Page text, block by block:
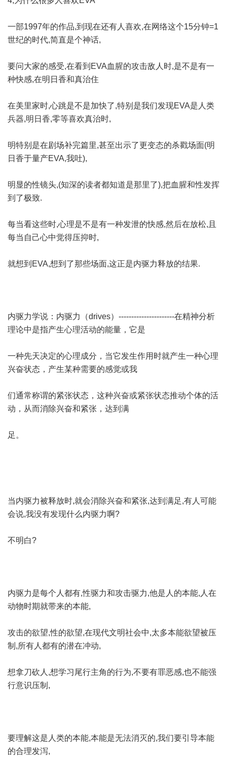
一部1997年的作品,到现在还有人喜欢,在网络这个15分钟=1
世纪的时代,简直是个神话,
要问大家的感受,在看到EVA血腥的攻击敌人时,是不是有一
种快感,在明日香和真治住
在美里家时,心跳是不是加快了,特别是我们发现EVA是人类
兵器,明日香,零等喜欢真治时,
明特别是在剧场补完篇里,甚至出示了更变态的杀戳场面(明
日香于量产EVA,我吐),
明显的性镜头,(知深的读者都知道是那里了),把血腥和性发挥
到了极致.
每当看这些时,心理是不是有一种发泄的快感,然后在放松,且
每当自己心中觉得压抑时,
就想到EVA,想到了那些场面,这正是内驱力释放的结果.
内驱力学说：内驱力（drives）----------------------在精神分析
理论中是指产生心理活动的能量，它是
一种先天决定的心理成分，当它发生作用时就产生一种心理
兴奋状态，产生某种需要的感觉或我
们通常称谓的紧张状态，这种兴奋或紧张状态推动个体的活
动，从而消除兴奋和紧张，达到满
足。
当内驱力被释放时,就会消除兴奋和紧张,达到满足,有人可能
会说,我没有发现什么内驱力啊?
不明白?
内驱力是每个人都有,性驱力和攻击驱力,他是人的本能,人在
动物时期就带来的本能,
攻击的欲望,性的欲望,在现代文明社会中,太多本能欲望被压
制,所有人都有的潜在冲动,
想拿刀砍人,想学习尾行主角的行为,不要有罪恶感,也不能强
行意识压制,
要理解这是人类的本能,本能是无法消灭的,我们要引导本能
的合理发泻,